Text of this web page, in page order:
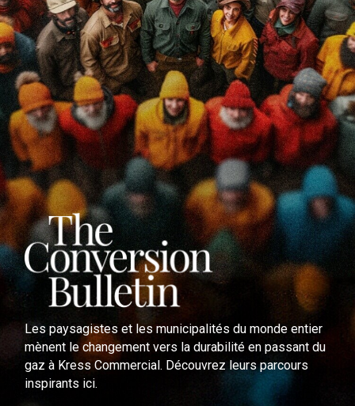
Les paysagistes et les municipalités du monde entier
mènent le changement vers la durabilité en passant du
gaz à Kress Commercial. Découvrez leurs parcours
inspirants ici.